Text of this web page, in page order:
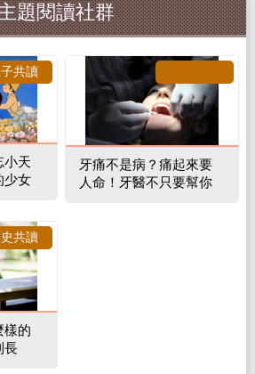
題閱讀社群
小天
少女
共讀
牙痛不是病？痛起來要
人命！牙醫不只要幫你
樣的
長
共讀